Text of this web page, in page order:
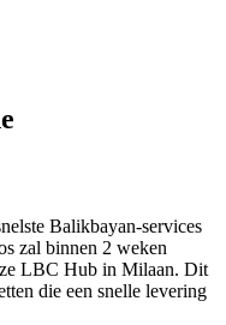
Balikbayan-services
zal binnen 2 weken
LBC Hub in Milaan. Dit
die een snelle levering